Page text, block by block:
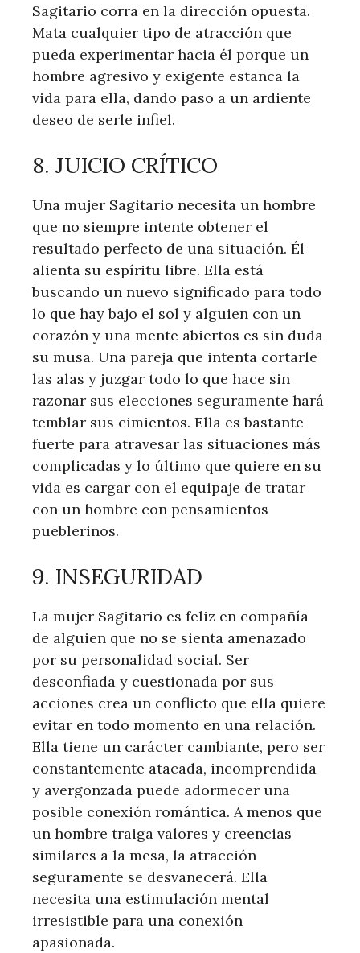
Sagitario corra en la dirección opuesta.
Mata cualquier tipo de atracción que
pueda experimentar hacia él porque un
hombre agresivo y exigente estanca la
vida para ella, dando paso a un ardiente
deseo de serle infiel.
8. JUICIO CRÍTICO
Una mujer Sagitario necesita un hombre
que no siempre intente obtener el
resultado perfecto de una situación. Él
alienta su espíritu libre. Ella está
buscando un nuevo significado para todo
lo que hay bajo el sol y alguien con un
corazón y una mente abiertos es sin duda
su musa. Una pareja que intenta cortarle
las alas y juzgar todo lo que hace sin
razonar sus elecciones seguramente hará
temblar sus cimientos. Ella es bastante
fuerte para atravesar las situaciones más
complicadas y lo último que quiere en su
vida es cargar con el equipaje de tratar
con un hombre con pensamientos
pueblerinos.
9. INSEGURIDAD
La mujer Sagitario es feliz en compañía
de alguien que no se sienta amenazado
por su personalidad social. Ser
desconfiada y cuestionada por sus
acciones crea un conflicto que ella quiere
evitar en todo momento en una relación.
Ella tiene un carácter cambiante, pero ser
constantemente atacada, incomprendida
y avergonzada puede adormecer una
posible conexión romántica. A menos que
un hombre traiga valores y creencias
similares a la mesa, la atracción
seguramente se desvanecerá. Ella
necesita una estimulación mental
irresistible para una conexión
apasionada.